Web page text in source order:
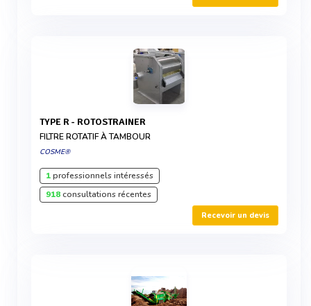
TYPE R - ROTOSTRAINER
FILTRE ROTATIF À TAMBOUR
COSME®
1professionnels intéressés
918consultations récentes
Recevoir un devis